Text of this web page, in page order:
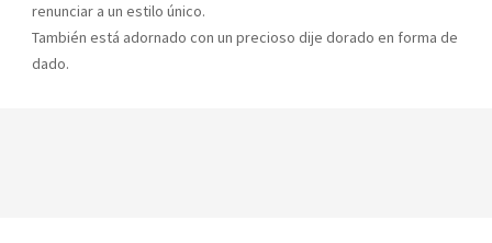
renunciar a un estilo único.
También está adornado con un precioso dije dorado en forma de
dado.